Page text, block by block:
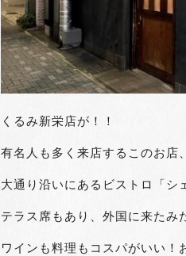
くるみ新栄店が！！
有名人も多く来店するこのお店
大通り沿いにあるビストロ「シ
テラス席もあり、外国に来たみ
ワインも料理もコスパがいい